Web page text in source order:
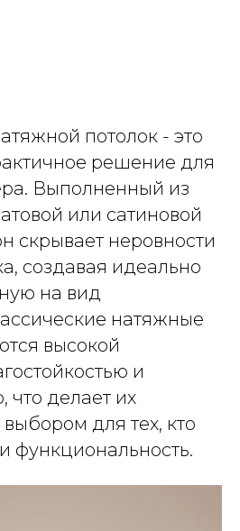
потолок - это
решение для
Выполненный из
или сатиновой
скрывает неровности
создавая идеально
на вид
натяжные
высокой
и
что делает их
для тех, кто
функциональность.